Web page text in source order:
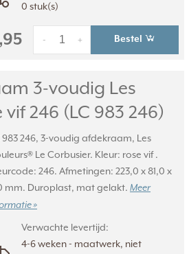
0 stuk(s)
+
- Bestel
3-voudig Les
246 (LC 983 246)
983 246, 3-voudig afdekraam, Les
Le Corbusier. Kleur: rose vif .
246. Afmetingen: 223,0 x 81,0 x
mm. Duroplast, mat gelakt. Meer
»
Verwachte levertijd:
4-6 weken - maatwerk, niet